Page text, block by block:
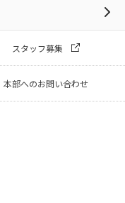
スタッフ募集
本部へのお問い合わせ